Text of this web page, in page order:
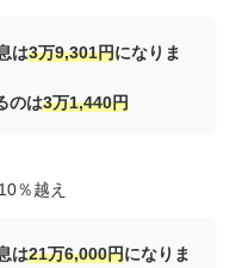
は3万9,301円になりま
のは3万1,440円
％越え
は21万6,000円になりま